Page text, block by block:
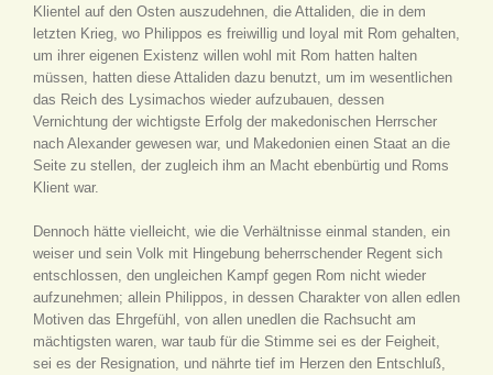
Klientel auf den Osten auszudehnen, die Attaliden, die in dem
letzten Krieg, wo Philippos es freiwillig und loyal mit Rom gehalten,
um ihrer eigenen Existenz willen wohl mit Rom hatten halten
müssen, hatten diese Attaliden dazu benutzt, um im wesentlichen
das Reich des Lysimachos wieder aufzubauen, dessen
Vernichtung der wichtigste Erfolg der makedonischen Herrscher
nach Alexander gewesen war, und Makedonien einen Staat an die
Seite zu stellen, der zugleich ihm an Macht ebenbürtig und Roms
Klient war.
Dennoch hätte vielleicht, wie die Verhältnisse einmal standen, ein
weiser und sein Volk mit Hingebung beherrschender Regent sich
entschlossen, den ungleichen Kampf gegen Rom nicht wieder
aufzunehmen; allein Philippos, in dessen Charakter von allen edlen
Motiven das Ehrgefühl, von allen unedlen die Rachsucht am
mächtigsten waren, war taub für die Stimme sei es der Feigheit,
sei es der Resignation, und nährte tief im Herzen den Entschluß,